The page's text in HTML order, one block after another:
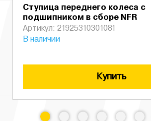
Ступица переднего колеса с
подшипником в сборе NFR
Артикул: 21925310301081
В наличии
Купить